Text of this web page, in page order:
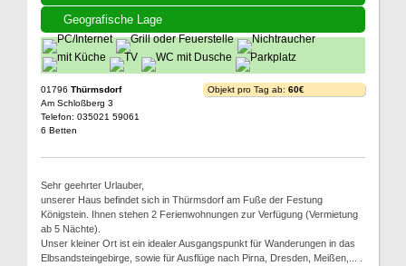
Geografische Lage
01796 Thürmsdorf
Am Schloßberg 3
Telefon: 035021 59061
6 Betten
Objekt pro Tag ab: 60€
Sehr geehrter Urlauber,
unserer Haus befindet sich in Thürmsdorf am Fuße der Festung
Königstein. Ihnen stehen 2 Ferienwohnungen zur Verfügung (Vermietung
ab 5 Nächte).
Unser kleiner Ort ist ein idealer Ausgangspunkt für Wanderungen in das
Elbsandsteingebirge, sowie für Ausflüge nach Pirna, Dresden, Meißen,... .